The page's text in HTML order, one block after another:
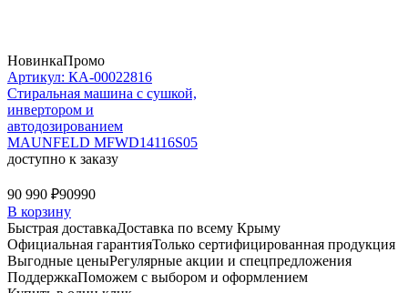
НовинкаПромо
Артикул: КА-00022816
Стиральная машина c сушкой,
инвертором и
автодозированием
MAUNFELD MFWD14116S05
доступно к заказу
90 990 ₽90990
В корзину
Быстрая доставкаДоставка по всему Крыму
Официальная гарантияТолько сертифицированная продукция
Выгодные ценыРегулярные акции и спецпредложения
ПоддержкаПоможем с выбором и оформлением